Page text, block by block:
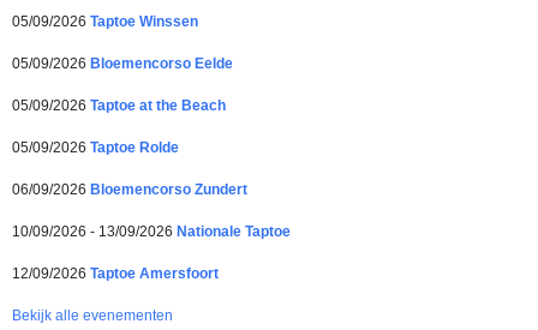
05/09/2026 Taptoe Winssen
05/09/2026 Bloemencorso Eelde
05/09/2026 Taptoe at the Beach
05/09/2026 Taptoe Rolde
06/09/2026 Bloemencorso Zundert
10/09/2026 - 13/09/2026 Nationale Taptoe
12/09/2026 Taptoe Amersfoort
Bekijk alle evenementen